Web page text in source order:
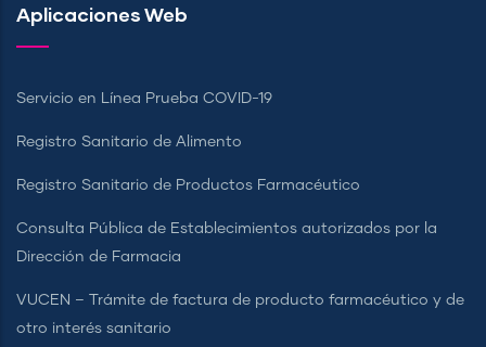
Aplicaciones Web
Servicio en Línea Prueba COVID-19
Registro Sanitario de Alimento
Registro Sanitario de Productos Farmacéutico
Consulta Pública de Establecimientos autorizados por la
Dirección de Farmacia
VUCEN – Trámite de factura de producto farmacéutico y de
otro interés sanitario